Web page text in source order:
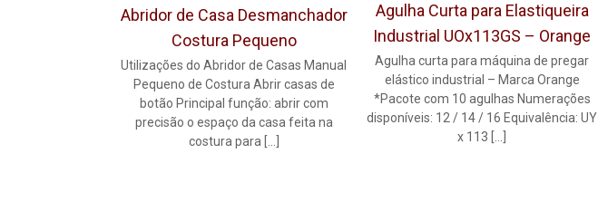
Abridor de Casa Desmanchador
Costura Pequeno
Utilizações do Abridor de Casas Manual
Pequeno de Costura Abrir casas de
botão Principal função: abrir com
precisão o espaço da casa feita na
costura para […]
Agulha Curta para Elastiqueira
Industrial UOx113GS – Orange
Agulha curta para máquina de pregar
elástico industrial – Marca Orange
*Pacote com 10 agulhas Numerações
disponíveis: 12 / 14 / 16 Equivalência: UY
x 113 […]